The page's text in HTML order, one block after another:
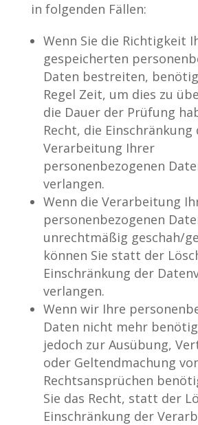
in folgenden Fällen:
Wenn Sie die Richtigkeit
gespeicherten
Daten bestreiten,
Regel Zeit, um dies zu
die Dauer der Prüfung
Recht, die Einschränkung
Verarbeitung Ihrer
personenbezogenen
verlangen.
Wenn die Verarbeitung
personenbezogenen
unrechtmäßig geschah/
können Sie statt der
Einschränkung der
verlangen.
Wenn wir Ihre
Daten nicht mehr
jedoch zur Ausübung,
oder Geltendmachung
Rechtsansprüchen
Sie das Recht, statt der
Einschränkung der